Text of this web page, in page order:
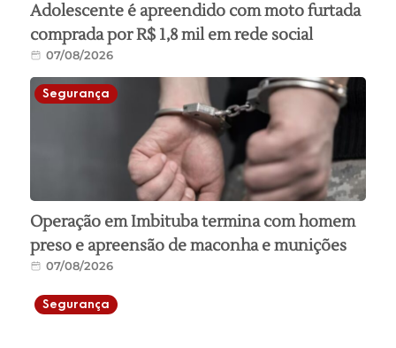
Adolescente é apreendido com moto furtada
comprada por R$ 1,8 mil em rede social
07/08/2026
Segurança
Operação em Imbituba termina com homem
preso e apreensão de maconha e munições
07/08/2026
Segurança